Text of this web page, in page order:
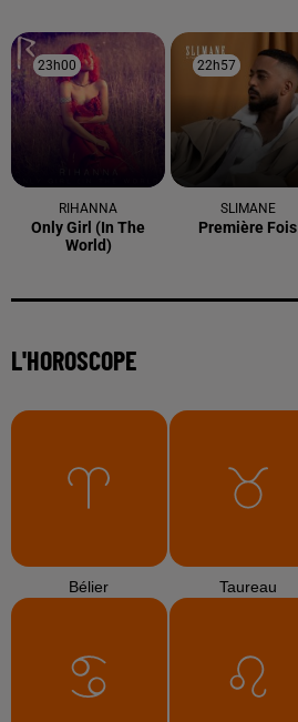
23h00
23h00
RIHANNA
Only Girl (in The
World)
22h57
22h57
SLIMANE
Première Fois
L'HOROSCOPE
Bélier Taureau